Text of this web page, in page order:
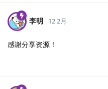
李明 12 2月
感谢分享资源！